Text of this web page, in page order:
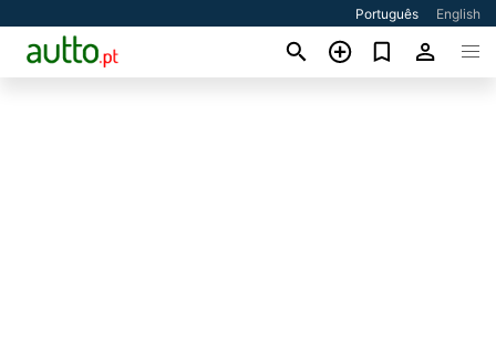
Português English